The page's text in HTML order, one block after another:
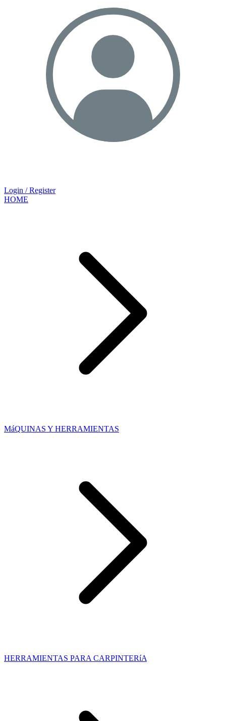
Login / Register
HOME
MáQUINAS Y HERRAMIENTAS
HERRAMIENTAS PARA CARPINTERíA